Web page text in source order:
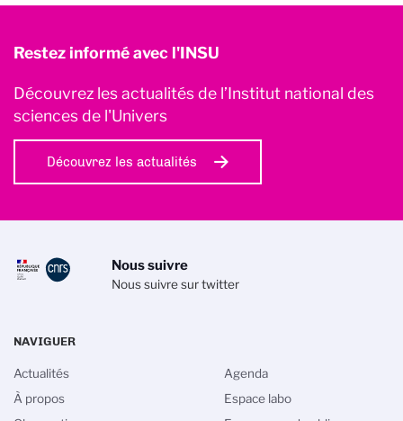
Restez informé avec l'INSU
Découvrez les actualités de l’Institut national des
sciences de l'Univers
Découvrez les actualités
Nous suivre
Nous suivre sur twitter
NAVIGUER
Actualités
À propos
Agenda
Espace labo